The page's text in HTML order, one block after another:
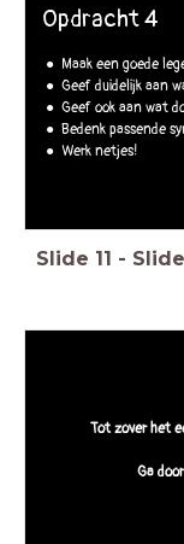
Opdracht 4
Maak een goede
Geef duidelijk aan
Geef ook aan wat
Bedenk passende
Werk netjes!
Slide 11 - Slide
Tot zover het
Ga